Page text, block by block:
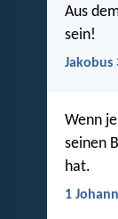
Aus
sein!
Jakobus
Wenn
seinen
hat.
1